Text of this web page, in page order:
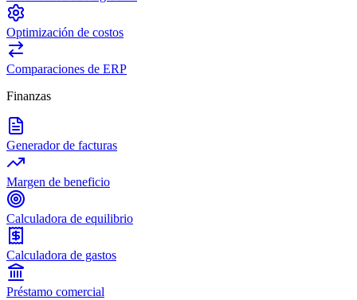
Optimización de costos
Comparaciones de ERP
Finanzas
Generador de facturas
Margen de beneficio
Calculadora de equilibrio
Calculadora de gastos
Préstamo comercial